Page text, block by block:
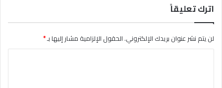
اترك تعليقاً
لن يتم نشر عنوان بريدك الإلكتروني.الحقول الإلزامية مشار إليها بـ*